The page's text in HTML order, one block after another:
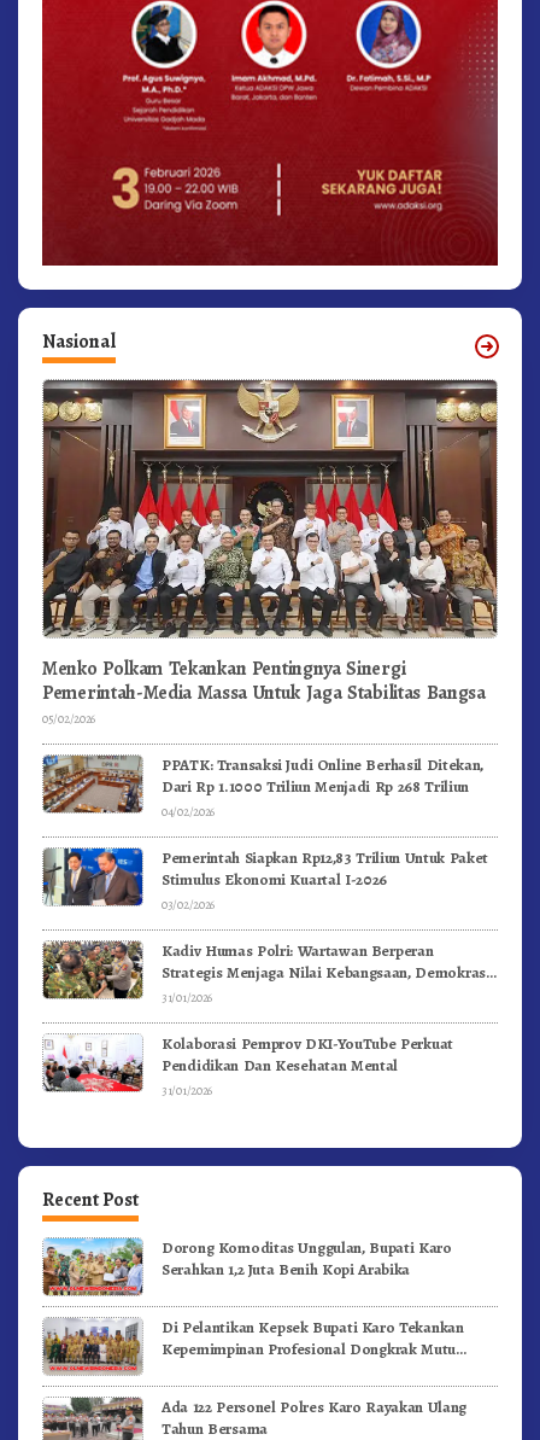
Nasional
Menko Polkam Tekankan Pentingnya Sinergi
Pemerintah-Media Massa Untuk Jaga Stabilitas Bangsa
05/02/2026
PPATK: Transaksi Judi Online Berhasil Ditekan,
Dari Rp 1.1000 Triliun Menjadi Rp 268 Triliun
04/02/2026
Pemerintah Siapkan Rp12,83 Triliun Untuk Paket
Stimulus Ekonomi Kuartal I-2026
03/02/2026
Kadiv Humas Polri: Wartawan Berperan
Strategis Menjaga Nilai Kebangsaan, Demokrasi,
dan NKRI
31/01/2026
Kolaborasi Pemprov DKI-YouTube Perkuat
Pendidikan Dan Kesehatan Mental
31/01/2026
Recent Post
Dorong Komoditas Unggulan, Bupati Karo
Serahkan 1,2 Juta Benih Kopi Arabika
Di Pelantikan Kepsek Bupati Karo Tekankan
Kepemimpinan Profesional Dongkrak Mutu
Ada 122 Personel Polres Karo Rayakan Ulang
Tahun Bersama